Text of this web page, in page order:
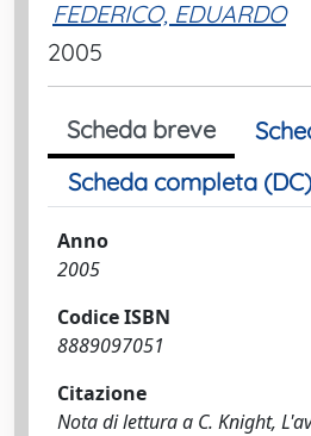
FEDERICO, EDUARDO
2005
Scheda breve
Scheda completa (DC)
Anno
2005
Codice ISBN
8889097051
Citazione
Nota di lettura a C. Knight,